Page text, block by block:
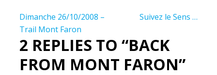
Navigation
de
l’article
Dimanche 26/10/2008 –
Trail Mont Faron
Suivez le Sens …
2 REPLIES TO “BACK
FROM MONT FARON”